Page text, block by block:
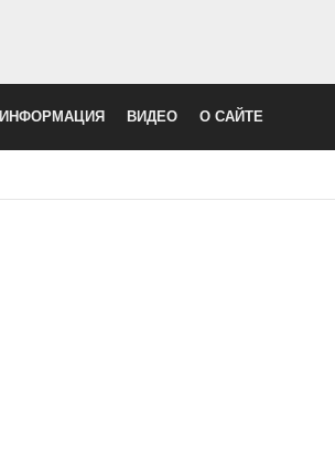
ИНФОРМАЦИЯ ВИДЕО О САЙТЕ